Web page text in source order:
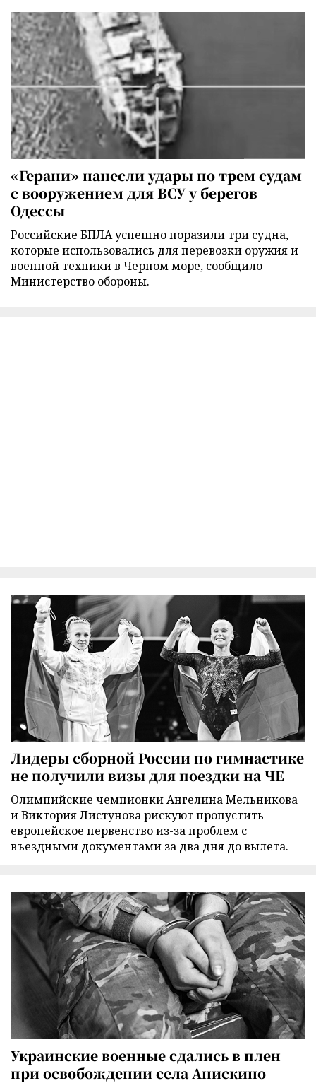
«Герани» нанесли удары по трем судам
с вооружением для ВСУ у берегов
Одессы
Российские БПЛА успешно поразили три судна,
которые использовались для перевозки оружия и
военной техники в Черном море, сообщило
Министерство обороны.
Лидеры сборной России по гимнастике
не получили визы для поездки на ЧЕ
Олимпийские чемпионки Ангелина Мельникова
и Виктория Листунова рискуют пропустить
европейское первенство из-за проблем с
въездными документами за два дня до вылета.
Украинские военные сдались в плен
при освобождении села Анискино